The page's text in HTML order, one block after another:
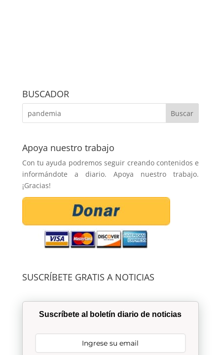
BUSCADOR
Apoya nuestro trabajo
Con tu ayuda podremos seguir creando contenidos e
informándote a diario. Apoya nuestro trabajo.
¡Gracias!
SUSCRÍBETE GRATIS A NOTICIAS
Suscríbete al boletín diario de noticias